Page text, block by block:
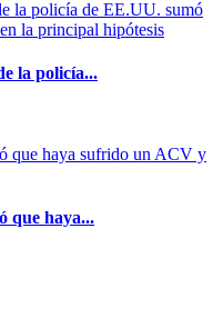
la policía...
que haya...